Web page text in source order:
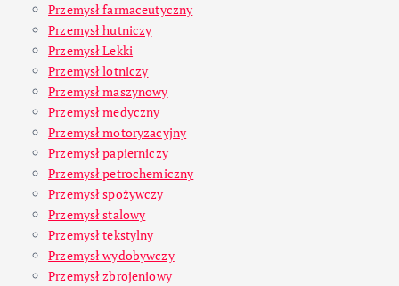
Przemysł farmaceutyczny
Przemysł hutniczy
Przemysł Lekki
Przemysł lotniczy
Przemysł maszynowy
Przemysł medyczny
Przemysł motoryzacyjny
Przemysł papierniczy
Przemysł petrochemiczny
Przemysł spożywczy
Przemysł stalowy
Przemysł tekstylny
Przemysł wydobywczy
Przemysł zbrojeniowy